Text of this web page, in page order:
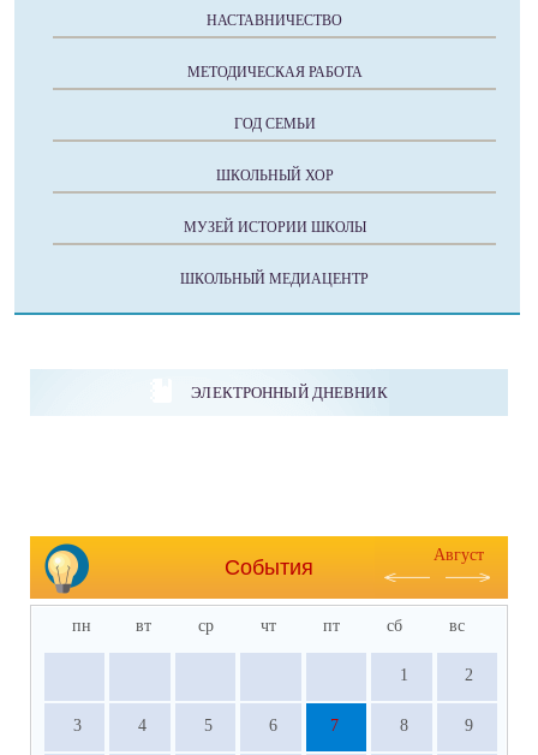
НАСТАВНИЧЕСТВО
МЕТОДИЧЕСКАЯ РАБОТА
ГОД СЕМЬИ
ШКОЛЬНЫЙ ХОР
МУЗЕЙ ИСТОРИИ ШКОЛЫ
ШКОЛЬНЫЙ МЕДИАЦЕНТР
ЭЛЕКТРОННЫЙ ДНЕВНИК
События
Август
пн вт ср чт пт сб вс
1 2
3 4 5 6 7 8 9